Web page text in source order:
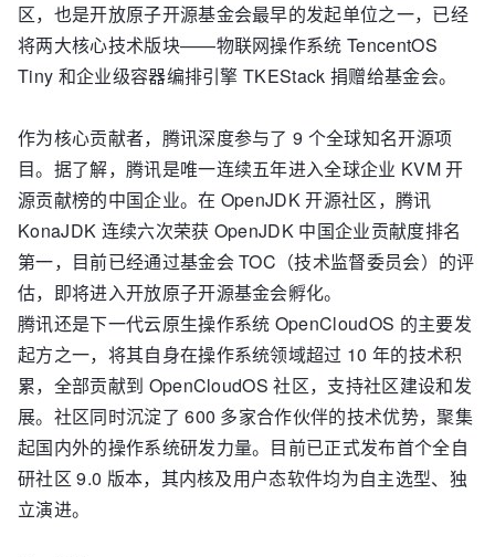
区，也是开放原子开源基金会最早的发起单位之一，已经
将两大核心技术版块——物联网操作系统 TencentOS
Tiny 和企业级容器编排引擎 TKEStack 捐赠给基金会。
作为核心贡献者，腾讯深度参与了 9 个全球知名开源项
目。据了解，腾讯是唯一连续五年进入全球企业 KVM 开
源贡献榜的中国企业。在 OpenJDK 开源社区，腾讯
KonaJDK 连续六次荣获 OpenJDK 中国企业贡献度排名
第一，目前已经通过基金会 TOC（技术监督委员会）的评
估，即将进入开放原子开源基金会孵化。
腾讯还是下一代云原生操作系统 OpenCloudOS 的主要发
起方之一，将其自身在操作系统领域超过 10 年的技术积
累，全部贡献到 OpenCloudOS 社区，支持社区建设和发
展。社区同时沉淀了 600 多家合作伙伴的技术优势，聚集
起国内外的操作系统研发力量。目前已正式发布首个全自
研社区 9.0 版本，其内核及用户态软件均为自主选型、独
立演进。